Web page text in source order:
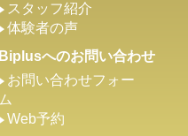
スタッフ紹介
体験者の声
Biplusへのお問い合わせ
お問い合わせフォー
ム
Web予約